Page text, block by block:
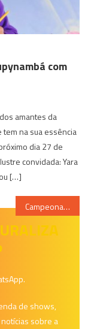
com
amantes da
na sua essência
dia 27 de
convidada: Yara
[…]
Campeonato Mundial de Wakeboard e Brasil Wake Open
de shows,
sobre a